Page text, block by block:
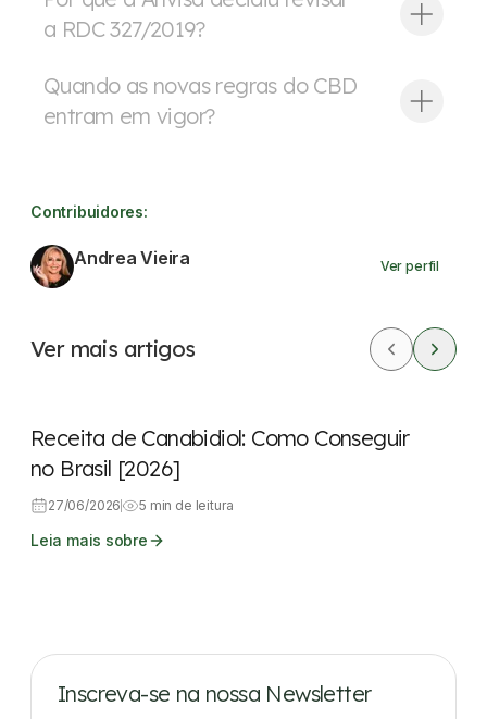
a RDC 327/2019?
Quando as novas regras do CBD
entram em vigor?
Contribuidores:
Andrea Vieira Ver perfil
Ver mais artigos
Legislação Dicas rápidas
Receita de Canabidiol: Como Conseguir
no Brasil [2026]
27/06/2026 5 min de leitura
Leia mais sobre
Inscreva-se na nossa Newsletter